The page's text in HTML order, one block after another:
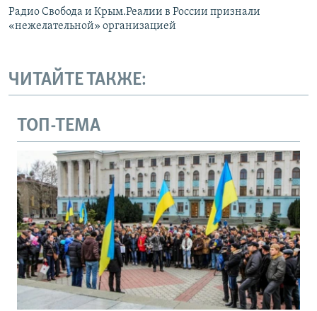
Радио Свобода и Крым.Реалии в России признали
«нежелательной» организацией
ЧИТАЙТЕ ТАКЖЕ:
ТОП-ТЕМА